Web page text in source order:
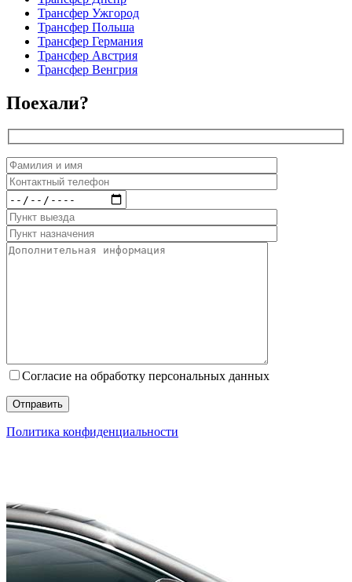
Трансфер Ужгород
Трансфер Польша
Трансфер Германия
Трансфер Австрия
Трансфер Венгрия
Поехали?
Согласие на обработку персональных данных
Политика конфиденциальности